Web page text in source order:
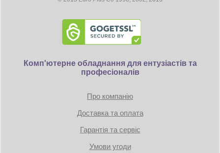
Комп'ютерне обладнання для ентузіастів та
професіоналів
Про компанію
Доставка та оплата
Гарантія та сервіс
Умови угоди